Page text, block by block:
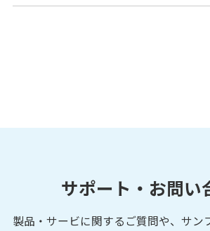
サポート・お問い
製品・サービに関するご質問や、サン